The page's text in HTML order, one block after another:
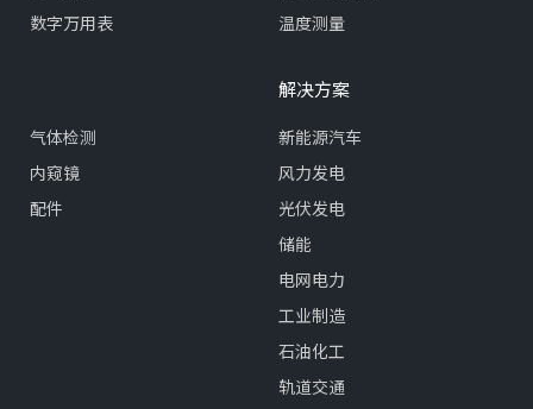
数字万用表
温度测量
气体检测
内窥镜
配件
解决方案
新能源汽车
风力发电
光伏发电
储能
电网电力
工业制造
石油化工
轨道交通